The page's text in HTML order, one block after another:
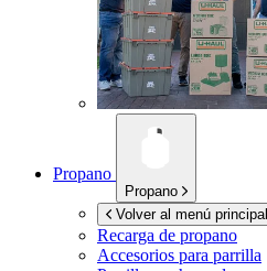
Propano
Propano
Volver al menú principal
Recarga de propano
Accesorios para parrilla